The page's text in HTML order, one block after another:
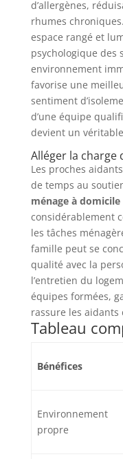
d’allergènes,
rhumes
espace rangé et
psychologique des
environnement
favorise une
sentiment
d’une équipe
devient un
Alléger la charge
Les proches
de temps au
ménage à domicile
considérablement
les tâches
famille peut se
qualité avec la
l’entretien du
équipes formées,
rassure les
Tableau
Bénéfices
Environnement
propre